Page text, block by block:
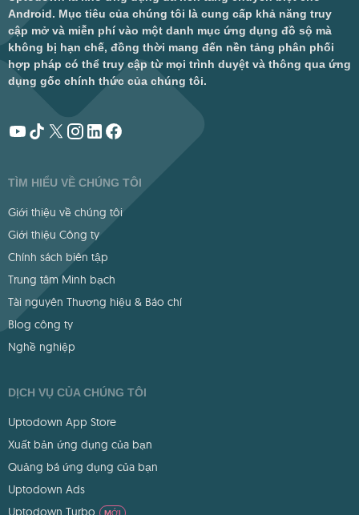
Android. Mục tiêu của chúng tôi là cung cấp khả năng truy
cập mở và miễn phí vào một danh mục ứng dụng đồ sộ mà
không bị hạn chế, đồng thời mang đến nền tảng phân phối
hợp pháp có thể truy cập từ mọi trình duyệt và thông qua ứng
dụng gốc chính thức của chúng tôi.
TÌM HIỂU VỀ CHÚNG TÔI
Giới thiệu về chúng tôi
Giới thiệu Công ty
Chính sách biên tập
Trung tâm Minh bạch
Tài nguyên Thương hiệu & Báo chí
Blog công ty
Nghề nghiệp
DỊCH VỤ CỦA CHÚNG TÔI
Uptodown App Store
Xuất bản ứng dụng của bạn
Quảng bá ứng dụng của bạn
Uptodown Ads
Uptodown Turbo